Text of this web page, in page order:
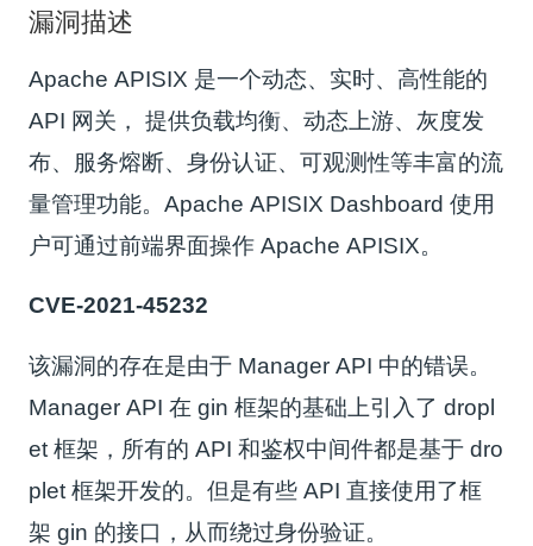
漏洞描述
Apache APISIX 是一个动态、实时、高性能的
API 网关， 提供负载均衡、动态上游、灰度发
布、服务熔断、身份认证、可观测性等丰富的流
量管理功能。Apache APISIX Dashboard 使用
户可通过前端界面操作 Apache APISIX。
CVE-2021-45232
该漏洞的存在是由于 Manager API 中的错误。
Manager API 在 gin 框架的基础上引入了 dropl
et 框架，所有的 API 和鉴权中间件都是基于 dro
plet 框架开发的。但是有些 API 直接使用了框
架 gin 的接口，从而绕过身份验证。